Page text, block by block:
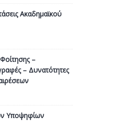
Ακαδημαϊκού
–
– Δυνατότητες
Υποψηφίων